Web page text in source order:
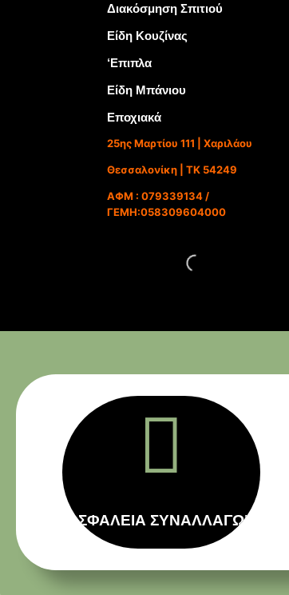
Διακόσμηση Σπιτιού
Είδη Κουζίνας
‘Επιπλα
Είδη Μπάνιου
Εποχιακά
25ης Μαρτίου 111 | Χαριλάου
Θεσσαλονίκη | ΤΚ 54249
ΑΦΜ : 079339134 /
ΓΕΜΗ:058309604000

ΑΣΦΑΛΕΙΑ ΣΥΝΑΛΛΑΓΩΝ